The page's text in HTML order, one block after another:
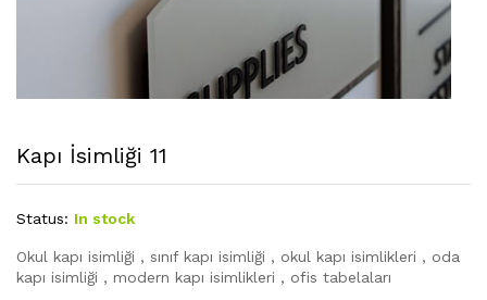
Kapı İsimliği 11
Status: In stock
Okul kapı isimliği , sınıf kapı isimliği , okul kapı isimlikleri , oda
kapı isimliği , modern kapı isimlikleri , ofis tabelaları